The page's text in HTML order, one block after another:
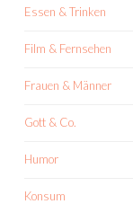
Essen & Trinken
Film & Fernsehen
Frauen & Männer
Gott & Co.
Humor
Konsum